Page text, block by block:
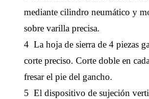
mediante cilindro neumático y
sobre varilla precisa.
4 La hoja de sierra de 4 piezas
corte preciso. Corte doble en
fresar el pie del gancho.
5 El dispositivo de sujeción